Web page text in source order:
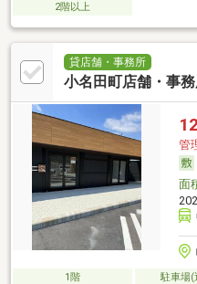
2階以上
貸店舗・事務所
小名田町店舗・事
12
管
面
1階 駐車場(